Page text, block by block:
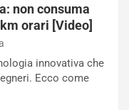
non consuma
orari [Video]
innovativa che
Ecco come